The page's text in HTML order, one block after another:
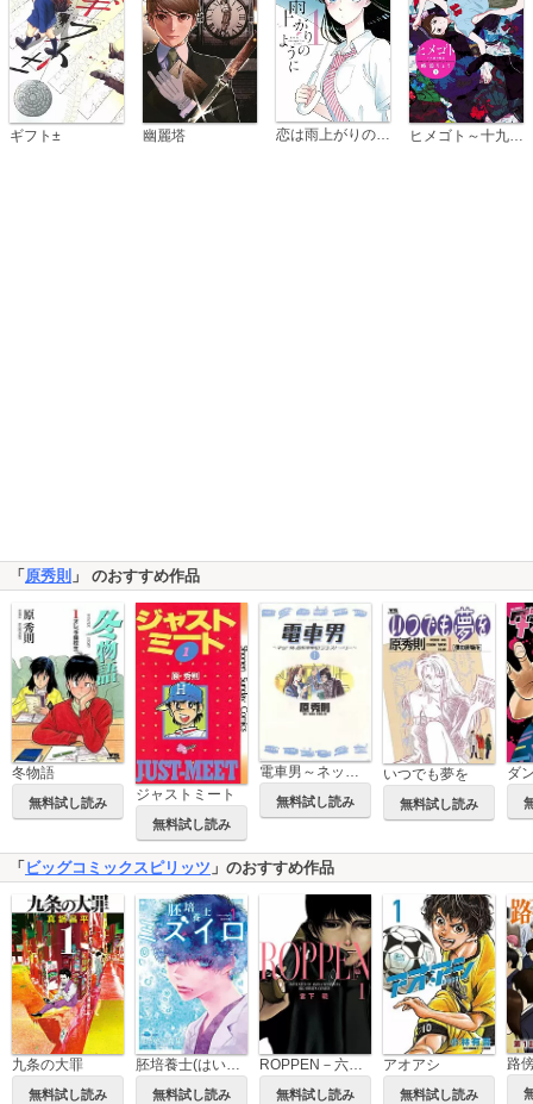
ギフト± 幽麗塔 恋は雨上がりのように
「 原秀則 」 のおすすめ作品
冬物語
無料試し読み ジャストミート
無料試し読み
無料試し読み
いつでも夢を
無料試し読み
「 ビッグコミックスピリッツ 」のおすすめ作品
九条の大罪
無料試し読み 無料試し読み 無料試し読み
アオアシ
無料試し読み